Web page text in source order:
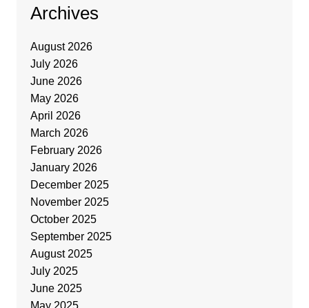
Archives
August 2026
July 2026
June 2026
May 2026
April 2026
March 2026
February 2026
January 2026
December 2025
November 2025
October 2025
September 2025
August 2025
July 2025
June 2025
May 2025